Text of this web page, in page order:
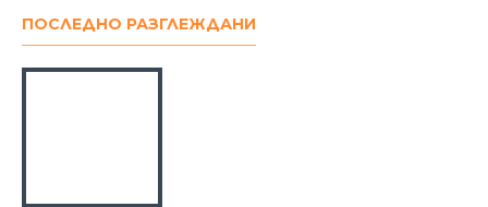
ПОСЛЕДНО РАЗГЛЕЖДАНИ